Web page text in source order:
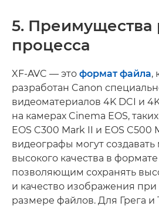
5. Преимущества
процесса
XF-AVC — это формат файла,
разработан Canon
видеоматериалов 4K DCI и
на камерах Cinema EOS,
EOS C300 Mark II и EOS C500
видеографы могут
высокого качества в
позволяющим сохранять
и качество изображения
размере файлов. Для Грега и